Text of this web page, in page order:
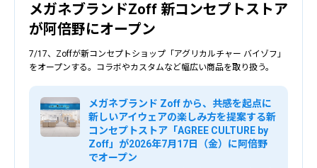
メガネブランドZoff 新コンセプトストア
が阿倍野にオープン
7/17、Zoffが新コンセプトショップ「アグリカルチャー バイゾフ」
をオープンする。コラボやカスタムなど幅広い商品を取り扱う。
メガネブランド Zoff から、共感を起点に
新しいアイウェアの楽しみ方を提案する新
コンセプトストア「AGREE CULTURE by
Zoff」が2026年7月17日（金）に阿倍野
でオープン